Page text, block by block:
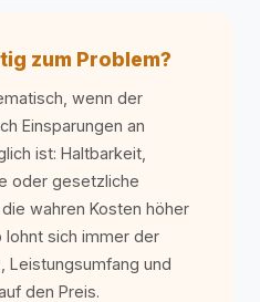
zum Problem?
wenn der
Einsparungen an
ist: Haltbarkeit,
oder gesetzliche
wahren Kosten höher
lohnt sich immer der
Leistungsumfang und
den Preis.